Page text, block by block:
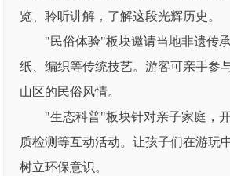
览、聆听讲解，了解这段光辉历史。
"民俗体验"板块邀请当地非遗传
纸、编织等传统技艺。游客可亲手参
山区的民俗风情。
"生态科普"板块针对亲子家庭，
质检测等互动活动。让孩子们在游玩
树立环保意识。